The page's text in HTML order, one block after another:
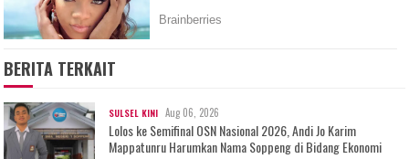
BERITA TERKAIT
SULSEL KINI Aug 06, 2026
Lolos ke Semifinal OSN Nasional 2026, Andi Jo Karim
Mappatunru Harumkan Nama Soppeng di Bidang Ekonomi